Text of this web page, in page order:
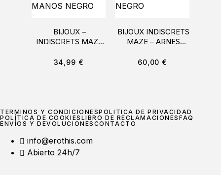
BIJOUX –
INDISCRETS MAZE
ARNÊS PARA
34,99 €
BIJOUX INDISCRETS
MAZE – ARNES
NEGRO
60,00 €
TÉRMINOS Y CONDICIONESPOLÍTICA DE PRIVACIDAD
POLÍTICA DE COOKIES LIBRO DE RECLAMACIONES FAQ
ENVÍOS Y DEVOLUCIONES CONTACTO
info@erothis.com
Abierto 24h/7